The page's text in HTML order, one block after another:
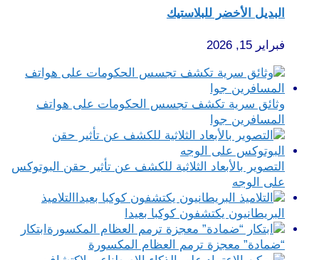
البديل الأخضر للبلاستيك
فبراير 15, 2026
وثائق سرية تكشف تجسس الحكومات على هواتف
المسافرين جوا
التصوير بالأبعاد الثلاثية للكشف عن تأثير حقن البوتوكس
على الوجه
التلاميذ
البريطانيون يكتشفون كوكبا بعيدا
ابتكار
“ضمادة” معجزة ترمم العظام المكسورة